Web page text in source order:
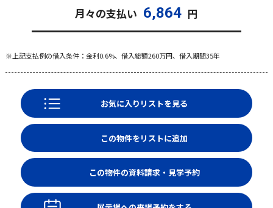
月々の支払い 6,864 円
※上記支払例の借入条件：金利0.6%、借入総額260万円、借入期間35年
お気に入りリストを見る